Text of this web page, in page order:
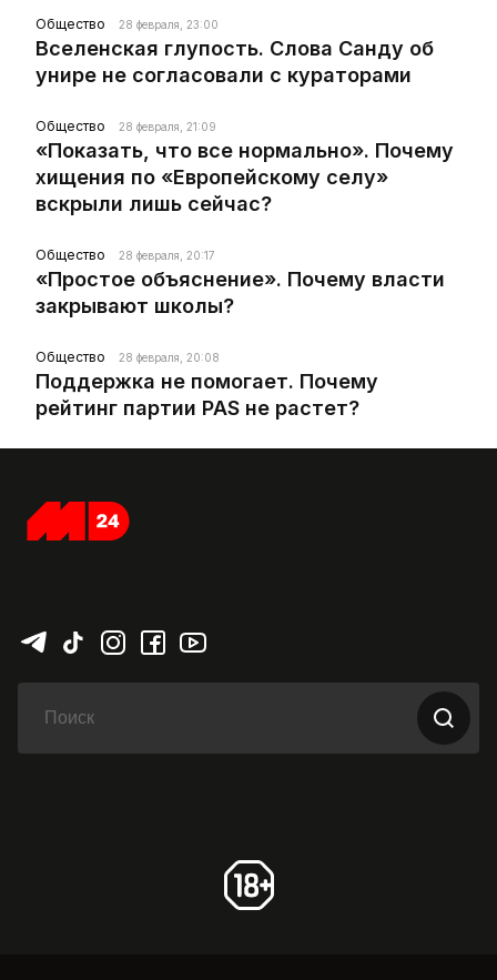
Общество 28 февраля, 23:00
Вселенская глупость. Слова Санду об
унире не согласовали с кураторами
Общество 28 февраля, 21:09
«Показать, что все нормально». Почему
хищения по «Европейскому селу»
вскрыли лишь сейчас?
Общество 28 февраля, 20:17
«Простое объяснение». Почему власти
закрывают школы?
Общество 28 февраля, 20:08
Поддержка не помогает. Почему
рейтинг партии PAS не растет?